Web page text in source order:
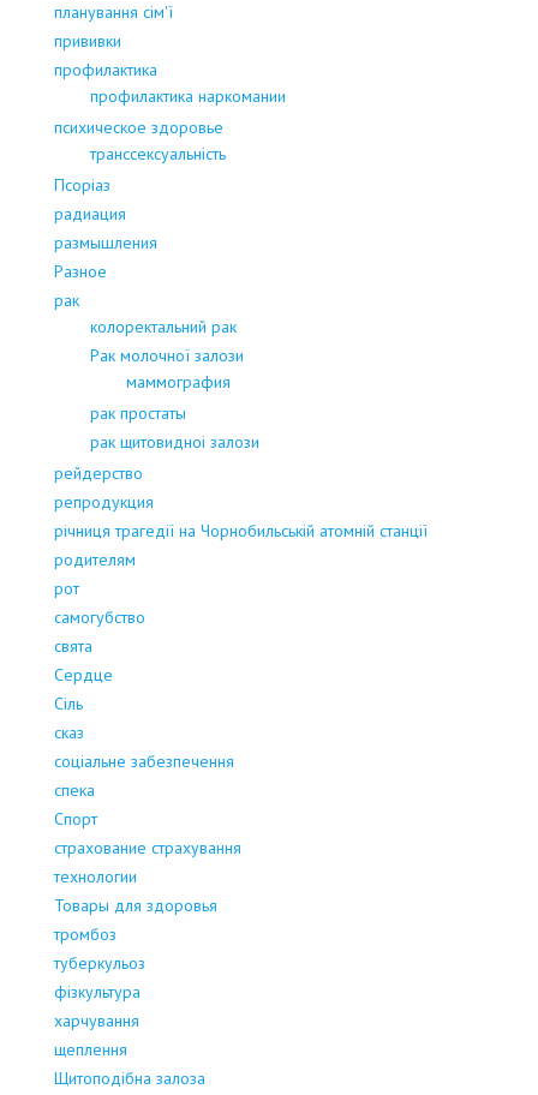
планування сім'ї
прививки
профилактика
профилактика наркомании
психическое здоровье
транссексуальність
Псоріаз
радиация
размышления
Разное
рак
колоректальний рак
Рак молочної залози
маммография
рак простаты
рак щитовидноі залози
рейдерство
репродукция
річниця трагедії на Чорнобильській атомній станції
родителям
рот
самогубство
свята
Сердце
Сіль
сказ
соціальне забезпечення
спека
Спорт
страхование страхування
технологии
Товары для здоровья
тромбоз
туберкульоз
фізкультура
харчування
щеплення
Щитоподібна залоза